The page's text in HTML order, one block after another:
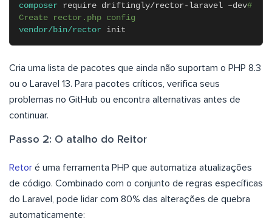
composer require driftingly/rector-laravel –dev#
Create rector.php config
vendor/bin/rector init
Cria uma lista de pacotes que ainda não suportam o PHP 8.3
ou o Laravel 13. Para pacotes críticos, verifica seus
problemas no GitHub ou encontra alternativas antes de
continuar.
Passo 2: O atalho do Reitor
Retor é uma ferramenta PHP que automatiza atualizações
de código. Combinado com o conjunto de regras específicas
do Laravel, pode lidar com 80% das alterações de quebra
automaticamente: